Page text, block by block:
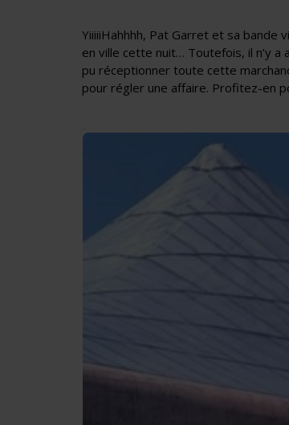
YiiiiiHahhhh, Pat Garret et sa bande
en ville cette nuit… Toutefois, il n’y a
pu réceptionner toute cette
pour régler une affaire. Profitez-en